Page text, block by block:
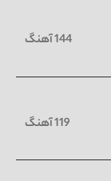
144 آهنگ
119 آهنگ